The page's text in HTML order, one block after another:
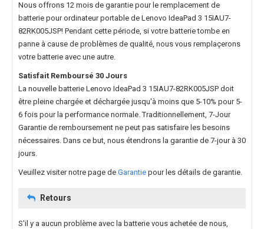
Nous offrons 12 mois de garantie pour le remplacement de
batterie pour ordinateur portable de Lenovo IdeaPad 3 15IAU7-
82RK005JSP! Pendant cette période, si votre batterie tombe en
panne à cause de problèmes de qualité, nous vous remplaçerons
votre batterie avec une autre.
Satisfait Remboursé 30 Jours
La nouvelle batterie Lenovo IdeaPad 3 15IAU7-82RK005JSP doit
être pleine chargée et déchargée jusqu'à moins que 5-10% pour 5-
6 fois pour la performance normale. Traditionnellement, 7-Jour
Garantie de remboursement ne peut pas satisfaire les besoins
nécessaires. Dans ce but, nous étendrons la garantie de 7-jour à 30
jours.
Veuillez visiter notre page de Garantie pour les détails de garantie.
Retours
S'il y a aucun problème avec la batterie vous achetée de nous,